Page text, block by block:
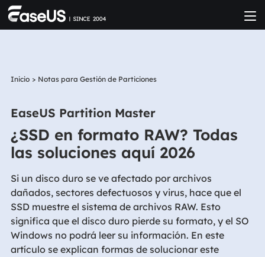
Inicio > Notas para Gestión de Particiones
EaseUS Partition Master
¿SSD en formato RAW? Todas
las soluciones aquí 2026
Si un disco duro se ve afectado por archivos
dañados, sectores defectuosos y virus, hace que el
SSD muestre el sistema de archivos RAW. Esto
significa que el disco duro pierde su formato, y el SO
Windows no podrá leer su información. En este
artículo se explican formas de solucionar este